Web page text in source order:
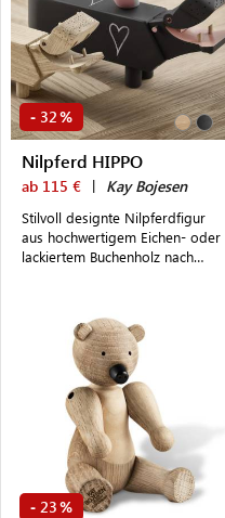
- 32 %
Nilpferd HIPPO
ab 115 € | Kay Bojesen
Stilvoll designte Nilpferdfigur
aus hochwertigem Eichen- oder
lackiertem Buchenholz nach
- 23 %